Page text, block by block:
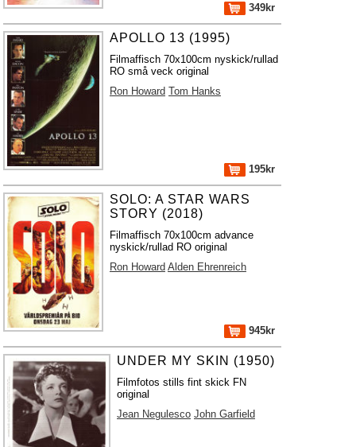
349kr
APOLLO 13 (1995)
Filmaffisch 70x100cm nyskick/rullad
RO små veck original
Ron Howard Tom Hanks
195kr
SOLO: A STAR WARS
STORY (2018)
Filmaffisch 70x100cm advance
nyskick/rullad RO original
Ron Howard Alden Ehrenreich
945kr
UNDER MY SKIN (1950)
Filmfotos stills fint skick FN
original
Jean Negulesco John Garfield